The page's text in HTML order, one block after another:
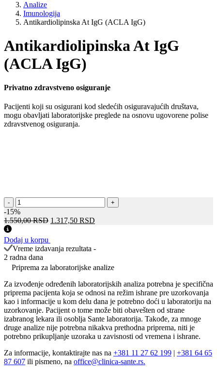
Analize
Imunologija
Antikardiolipinska At IgG (ACLA IgG)
Antikardiolipinska At IgG
(ACLA IgG)
Privatno zdravstveno osiguranje
Pacijenti koji su osigurani kod sledećih osiguravajućih društava,
mogu obavljati laboratorijske preglede na osnovu ugovorene polise
zdravstvenog osiguranja.
-
Antikardiolipinska
At
IgG
IgG)
количина
+
-15%
1.550,00RSD Оригинална
била:
1.550,00 RSD.
1.317,50 RSD
Dodaj u korpu
Vreme izdavanja rezultata -
2 radna dana
Priprema za laboratorijske analize
Za izvođenje određenih laboratorijskih analiza potrebna je specifična
priprema pacijenta koja se odnosi na režim ishrane pre uzorkovanja
kao i informacije u kom delu dana je potrebno doći u laboratoriju na
uzorkovanje. Pacijent o tome može biti obavešten od strane
izabranog lekara ili osoblja Sante laboratorija. Takođe, za mnoge
druge analize nije potrebna nikakva prethodna priprema, niti je
potrebno prikupljanje uzoraka u zavisnosti od vremena i ishrane.
Za informacije, kontaktirajte nas na +381 11 27 62 199 | +381 64 65
87 607 ili pismeno, na office@clinica-sante.rs.